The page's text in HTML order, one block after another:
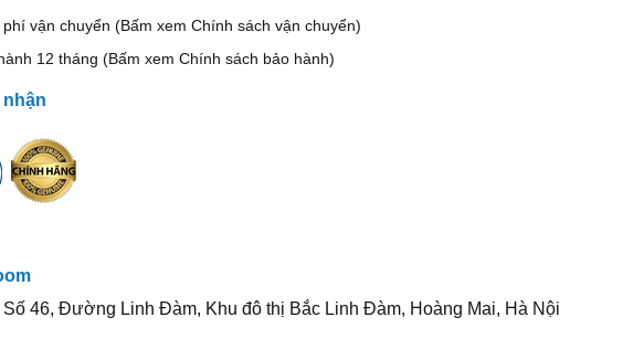
phí vận chuyển (Bấm xem Chính sách vận chuyển)
12 tháng (Bấm xem Chính sách bảo hành)
46, Đường Linh Đàm, Khu đô thị Bắc Linh Đàm, Hoàng Mai, Hà Nội